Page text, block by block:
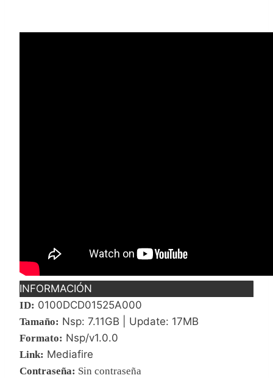
INFORMACIÓN
ID: 0100DCD01525A000
Tamaño: Nsp: 7.11GB | Update: 17MB
Formato: Nsp/v1.0.0
Link: Mediafire
Contraseña: Sin contraseña